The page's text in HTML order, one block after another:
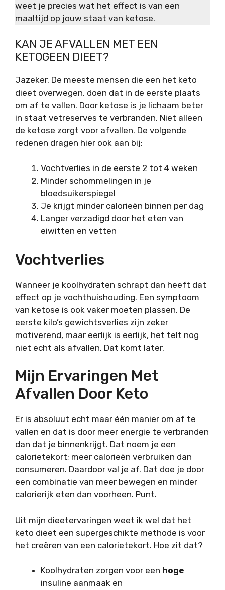
weet je precies wat het effect is van een
maaltijd op jouw staat van ketose.
KAN JE AFVALLEN MET EEN
KETOGEEN DIEET?
Jazeker. De meeste mensen die een het keto
dieet overwegen, doen dat in de eerste plaats
om af te vallen. Door ketose is je lichaam beter
in staat vetreserves te verbranden. Niet alleen
de ketose zorgt voor afvallen. De volgende
redenen dragen hier ook aan bij:
Vochtverlies in de eerste 2 tot 4 weken
Minder schommelingen in je
bloedsuikerspiegel
Je krijgt minder calorieën binnen per dag
Langer verzadigd door het eten van
eiwitten en vetten
Vochtverlies
Wanneer je koolhydraten schrapt dan heeft dat
effect op je vochthuishouding. Een symptoom
van ketose is ook vaker moeten plassen. De
eerste kilo’s gewichtsverlies zijn zeker
motiverend, maar eerlijk is eerlijk, het telt nog
niet echt als afvallen. Dat komt later.
Mijn Ervaringen Met
Afvallen Door Keto
Er is absoluut echt maar één manier om af te
vallen en dat is door meer energie te verbranden
dan dat je binnenkrijgt. Dat noem je een
calorietekort; meer calorieën verbruiken dan
consumeren. Daardoor val je af. Dat doe je door
een combinatie van meer bewegen en minder
calorierijk eten dan voorheen. Punt.
Uit mijn dieetervaringen weet ik wel dat het
keto dieet een supergeschikte methode is voor
het creëren van een calorietekort. Hoe zit dat?
Koolhydraten zorgen voor een hoge
insuline aanmaak en